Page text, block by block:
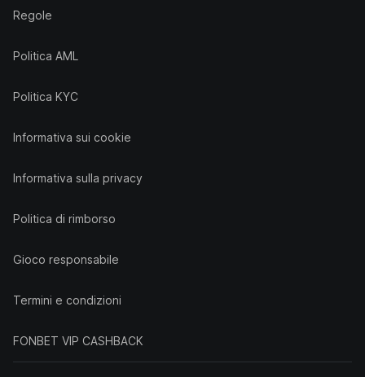
Regole
Politica AML
Politica KYC
Informativa sui cookie
Informativa sulla privacy
Politica di rimborso
Gioco responsabile
Termini e condizioni
FONBET VIP CASHBACK